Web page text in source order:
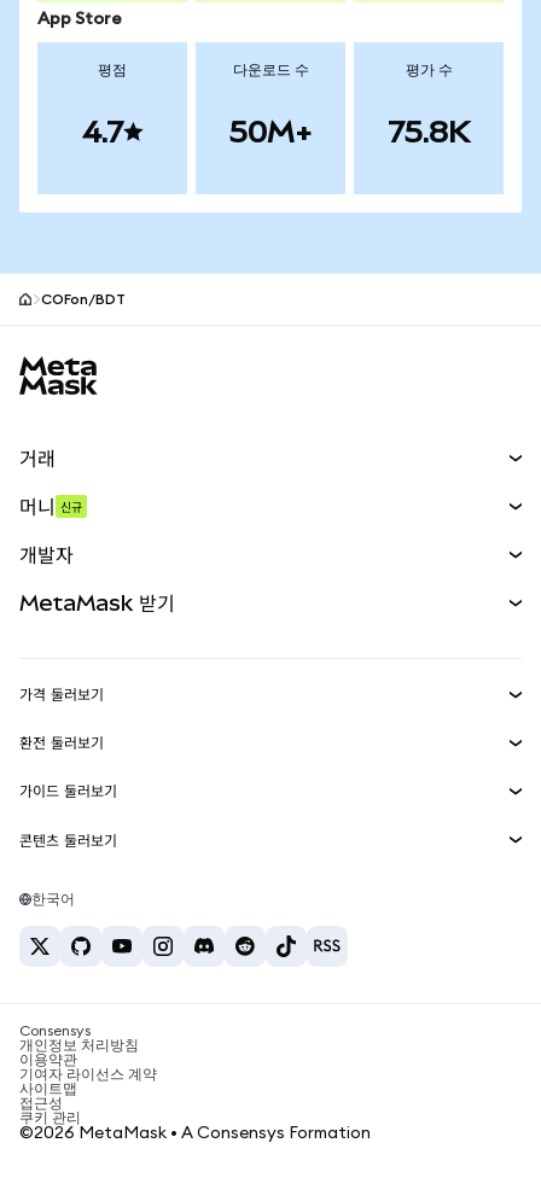
App Store
평점
4.7
다운로드 수
50M+
평가 수
75.8K
COFon/BDT
거래
무기한 선물
실물자산
머니 신규
개발자
MetaMask Connect
Snaps
웹3 서비스
MetaMask 받기
보안
고객 지원
채용
가격 둘러보기
이더리움 가격
솔라나 가격
테더 가격
환전 둘러보기
ETH를 USD로 환전
USDT를 INR로 환전
BTC를 INR로 환전
ETH를 USDT로 환전
가이드 둘러보기
ETH 매수
USDT 매수
SHIB 매수
BNB 매수
콘텐츠 둘러보기
솔라나 지갑
암호화폐 세금 뉴스
암호화폐 매수 방법
비트코인 매도 방법
한국어
Consensys
개인정보 처리방침
이용약관
기여자 라이선스 계약
사이트맵
접근성
쿠키 관리
©2026 MetaMask • A Consensys Formation